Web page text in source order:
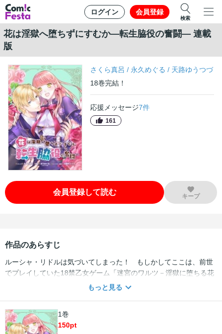
ログイン 会員登録
検索
花は淫獄へ堕ちずにすむか―転生脇役の奮闘― 連載
版
さくら真呂 / 永久めぐる / 天路ゆうつづ
18巻完結！
応援メッセージ7件
161
会員登録して読む キープ
作品のあらすじ
ルーシャ・リドルは気づいてしまった！ もしかしてここは、前世
でプレイしていた18禁乙女ゲーム「迷宮のワルツ－淫獄に堕ちる花
－」の世界！？ ヒロインのジリアンがとんでもないエンドをむか
ルートのヒーローで、歪み病みまくったアーネスト王太子殿下に興
味を持たれてしまって…。ドキドキヤンデレ乙女ゲーム転生物語、
もっと見る
1巻
150pt